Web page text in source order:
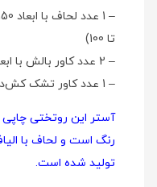
تا 100)
– 2 عدد کاور بالش با ابعاد 50*70
– 1 عدد کاور تشک کش‌دوزی شده با ابعاد 25*200*90
آستر این روتختی
تولید شده است.